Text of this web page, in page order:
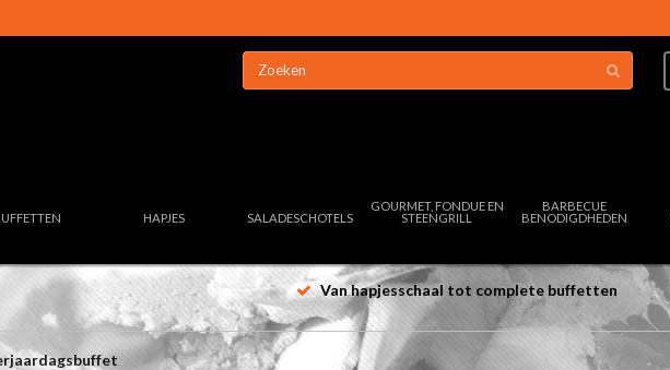
HAPJES SALADESCHOTELS
GOURMET, FONDUE EN
STEENGRILL
BARBECUE
BENODIGDHEDEN
Van hapjesschaal tot complete buffetten